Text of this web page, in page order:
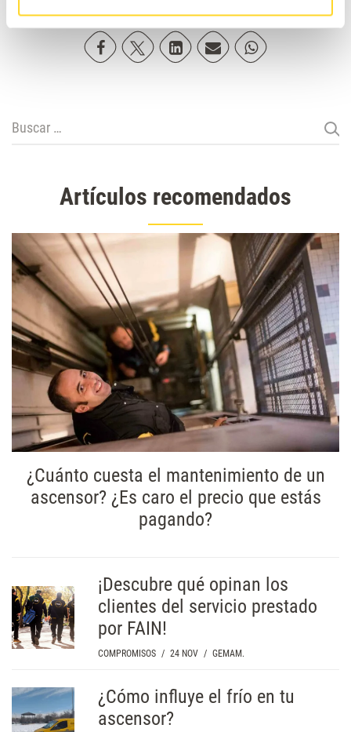
Compartir en Facebook
Compartir en Twitter
Compartir en Linkedin
Compartir poremail
Compartir en
Buscar:
Artículos recomendados
¿Cuánto cuesta el mantenimiento de un
ascensor? ¿Es caro el precio que estás
pagando?
¡Descubre qué opinan los
clientes del servicio prestado
por FAIN!
COMPROMISOS / 24 NOV / GEMAM.
¿Cómo influye el frío en tu
ascensor?